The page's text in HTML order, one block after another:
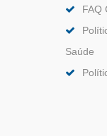
FAQ
Saúde